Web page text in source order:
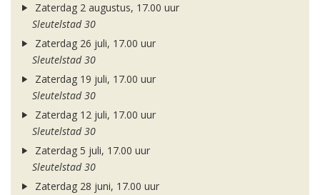
Zaterdag 2 augustus, 17.00 uur
Sleutelstad 30
Zaterdag 26 juli, 17.00 uur
Sleutelstad 30
Zaterdag 19 juli, 17.00 uur
Sleutelstad 30
Zaterdag 12 juli, 17.00 uur
Sleutelstad 30
Zaterdag 5 juli, 17.00 uur
Sleutelstad 30
Zaterdag 28 juni, 17.00 uur